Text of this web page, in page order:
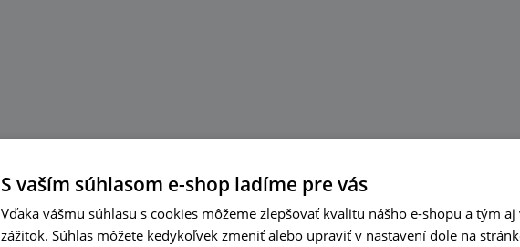
S vaším súhlasom e-shop ladíme pre vás
Vďaka vášmu súhlasu s cookies môžeme zlepšovať kvalitu nášho e-shopu a tým
zážitok. Súhlas môžete kedykoľvek zmeniť alebo upraviť v nastavení dole na